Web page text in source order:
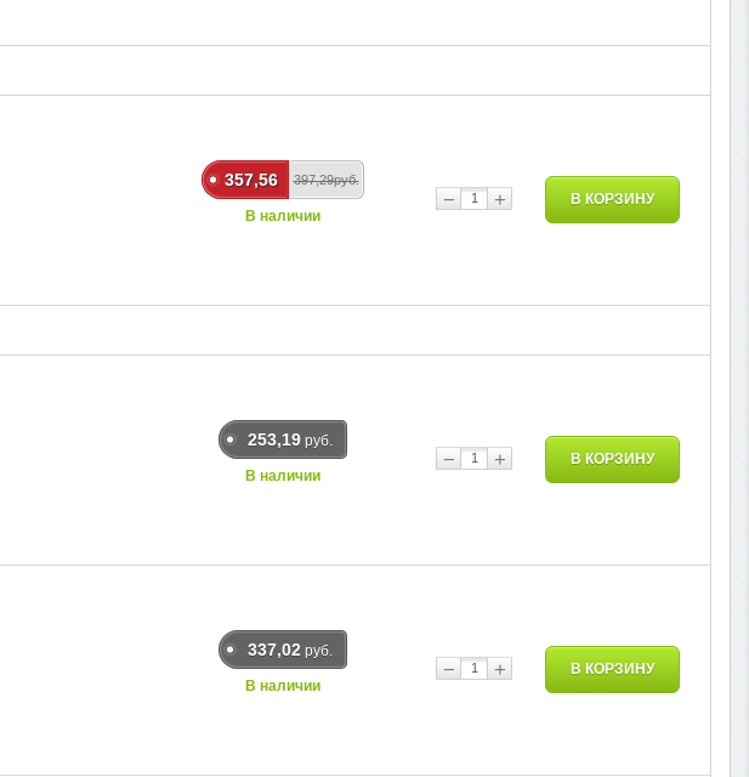
357,56 397,29руб.
В наличии
− + В КОРЗИНУ
253,19 руб.
В наличии
− + В КОРЗИНУ
337,02 руб.
В наличии
− + В КОРЗИНУ